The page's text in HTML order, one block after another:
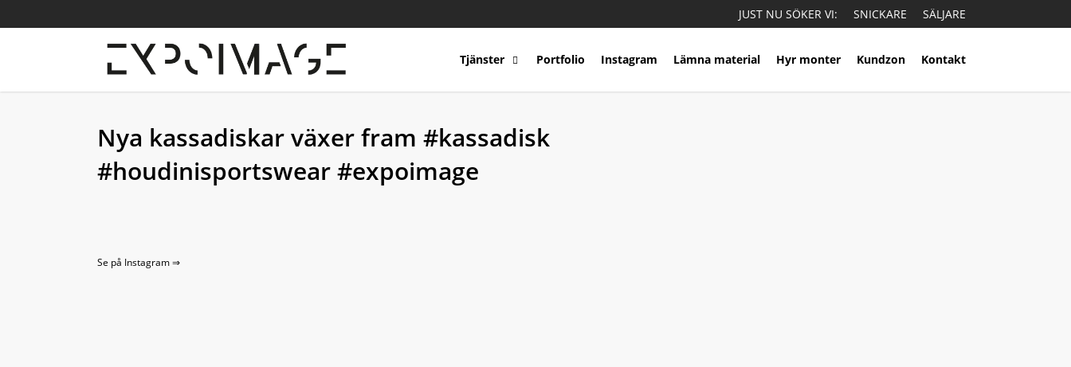
to
JUST NU SÖKER VI: SNICKARE SÄLJARE
Tjänster Portfolio Instagram Lämna material Hyr monter Kundzon Kontakt
Nya kassadiskar växer fram #kassadisk
#houdinisportswear #expoimage
Se på Instagram ⇒